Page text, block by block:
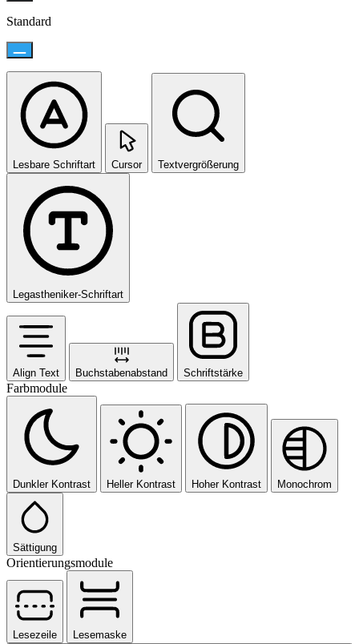
Standard
Lesbare Schriftart Cursor Textvergrößerung
Legastheniker-Schriftart
Align Text Buchstabenabstand Schriftstärke
Farbmodule
Dunkler Kontrast Heller Kontrast Hoher Kontrast Monochrom
Sättigung
Orientierungsmodule
Lesezeile
Lesemaske